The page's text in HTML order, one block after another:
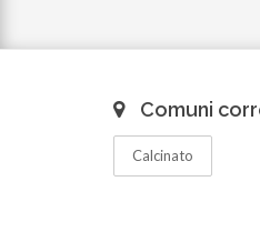
Comuni
Calcinato